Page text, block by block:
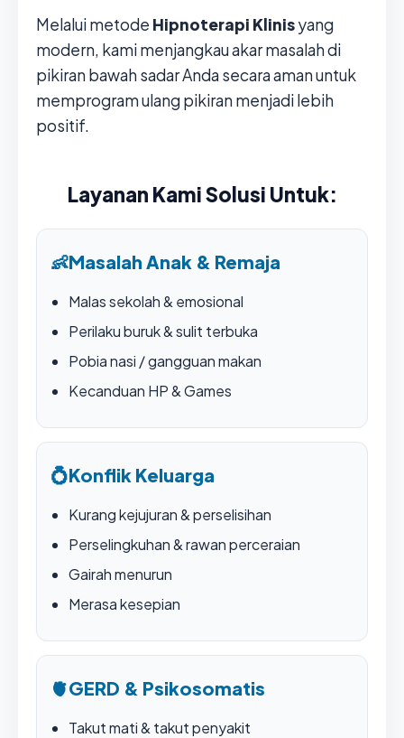
Melalui metode Hipnoterapi Klinisyang
modern, kami menjangkau akar masalah di
pikiran bawah sadar Anda secara aman untuk
memprogram ulang pikiran menjadi lebih
positif.
Layanan Kami Solusi Untuk:
👶Masalah Anak & Remaja
Malas sekolah & emosional
Perilaku buruk & sulit terbuka
Pobia nasi / gangguan makan
Kecanduan HP & Games
💍Konflik Keluarga
Kurang kejujuran & perselisihan
Perselingkuhan & rawan perceraian
Gairah menurun
Merasa kesepian
🫀GERD & Psikosomatis
Takut mati & takut penyakit